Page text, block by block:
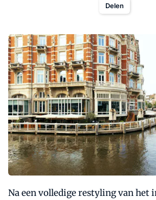
Delen
Na een volledige restyling van het